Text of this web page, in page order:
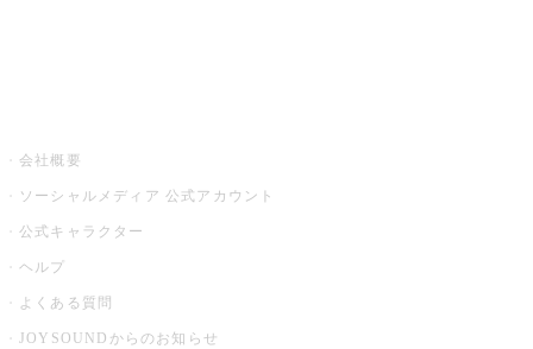
会社概要
ソーシャルメディア 公式アカウント
公式キャラクター
ヘルプ
よくある質問
JOYSOUNDからのお知らせ